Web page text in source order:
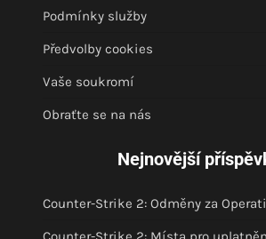
Podmínky služby
Předvolby cookies
Vaše soukromí
Obraťte se na nás
Nejnovější
Counter-Strike 2: Odměny za